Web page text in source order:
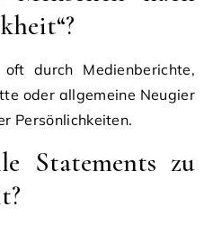
durch Medienberichte,
oder allgemeine Neugier
Persönlichkeiten.
Statements zu